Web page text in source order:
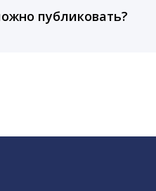
лицам.публиковать?